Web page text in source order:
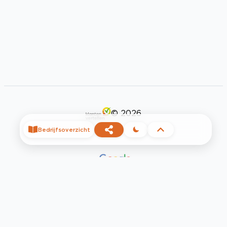
© 2026
Bedrijfsoverzicht